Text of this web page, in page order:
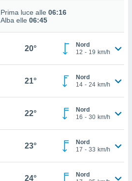
Prima luce alle 06:16
Alba elle 06:45
20°
Nord
12 - 19 km/h
21°
Nord
14 - 24 km/h
22°
Nord
16 - 30 km/h
23°
Nord
17 - 33 km/h
24°
Nord